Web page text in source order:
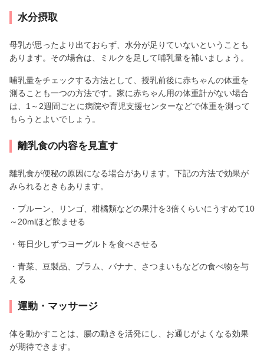
水分摂取
母乳が思ったより出ておらず、水分が足りていないということも
あります。その場合は、ミルクを足して哺乳量を補いましょう。
哺乳量をチェックする方法として、授乳前後に赤ちゃんの体重を
測ることも一つの方法です。家に赤ちゃん用の体重計がない場合
は、1～2週間ごとに病院や育児支援センターなどで体重を測って
もらうとよいでしょう。
離乳食の内容を見直す
離乳食が便秘の原因になる場合があります。下記の方法で効果が
みられるときもあります。
・プルーン、リンゴ、柑橘類などの果汁を3倍くらいにうすめて10
～20mlほど飲ませる
・毎日少しずつヨーグルトを食べさせる
・青菜、豆製品、プラム、バナナ、さつまいもなどの食べ物を与
える
運動・マッサージ
体を動かすことは、腸の動きを活発にし、お通じがよくなる効果
が期待できます。